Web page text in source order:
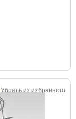
Убрать из избранного